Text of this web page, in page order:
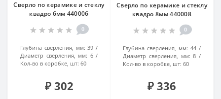
Сверло по керамике и стеклу
квадро 6мм 440006
0
Глубина сверления, мм: 39
Диаметр сверления, мм: 6
Кол-во в коробке, шт: 60
₽ 302
Сверло по керамике и стеклу
квадро 8мм 440008
0
Глубина сверления, мм: 44
Диаметр сверления, мм: 8
Кол-во в коробке, шт: 60
₽ 336